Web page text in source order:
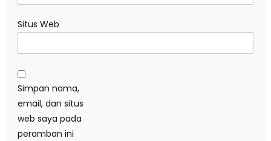
Situs Web
Simpan nama,
email, dan situs
web saya pada
peramban ini